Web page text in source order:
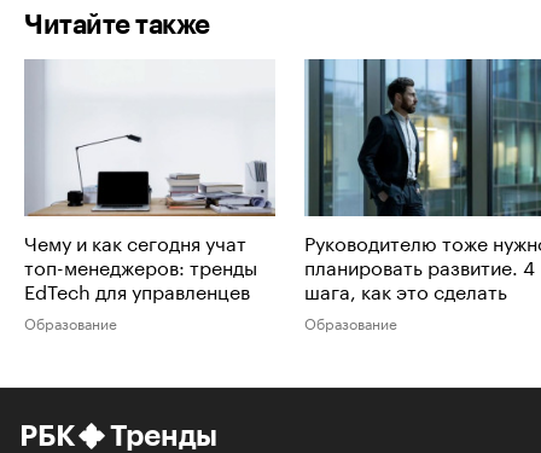
Читайте также
Чему и как сегодня учат
топ-менеджеров: тренды
EdTech для управленцев
Образование
Руководителю тоже
планировать развитие. 4
шага, как это сделать
Образование
РБК Тренды